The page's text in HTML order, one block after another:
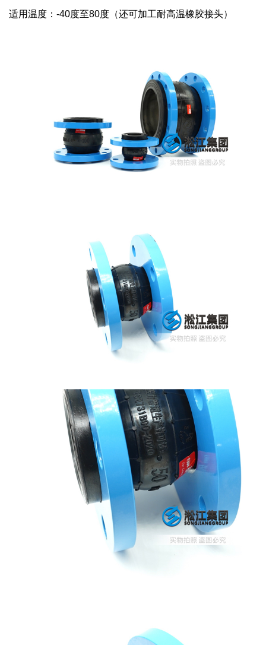
适用温度：-40度至80度（还可加工耐高温橡胶接头）